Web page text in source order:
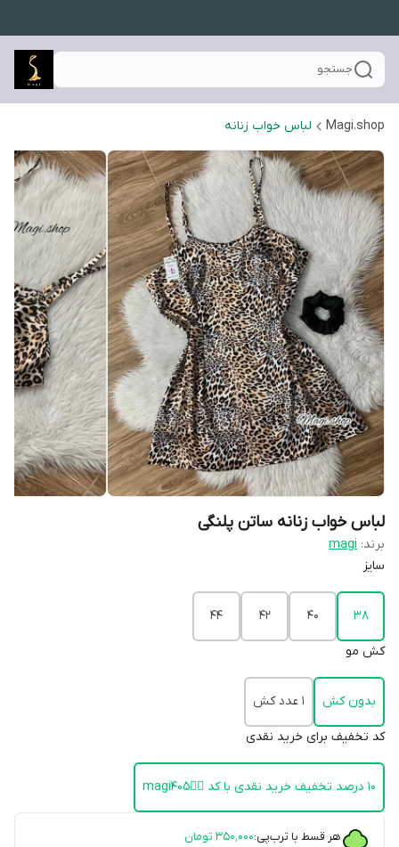
جستجو
Magi.shop لباس خواب زنانه
لباس خواب زنانه ساتن پلنگی
برند: magi
سایز
38
40
42
44
کش مو
بدون کش 1 عدد کش
کد تخفیف برای خرید نقدی
۱۰ درصد تخفیف خرید نقدی با کد 👈🏻magi405
هر قسط با ترب‌پی:۳۵۰٬۰۰۰ تومان